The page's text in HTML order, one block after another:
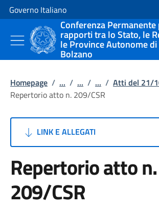
Vai al contenuto
Vai alla navigazione del sito
Governo Italiano
Conferenza Permanente
rapporti tra lo Stato, le
le Province Autonome
Bolzano
Homepage / ... / ... / ... / Atti del 21/
Repertorio atto n. 209/CSR
LINK E ALLEGATI
Repertorio atto n.
209/CSR